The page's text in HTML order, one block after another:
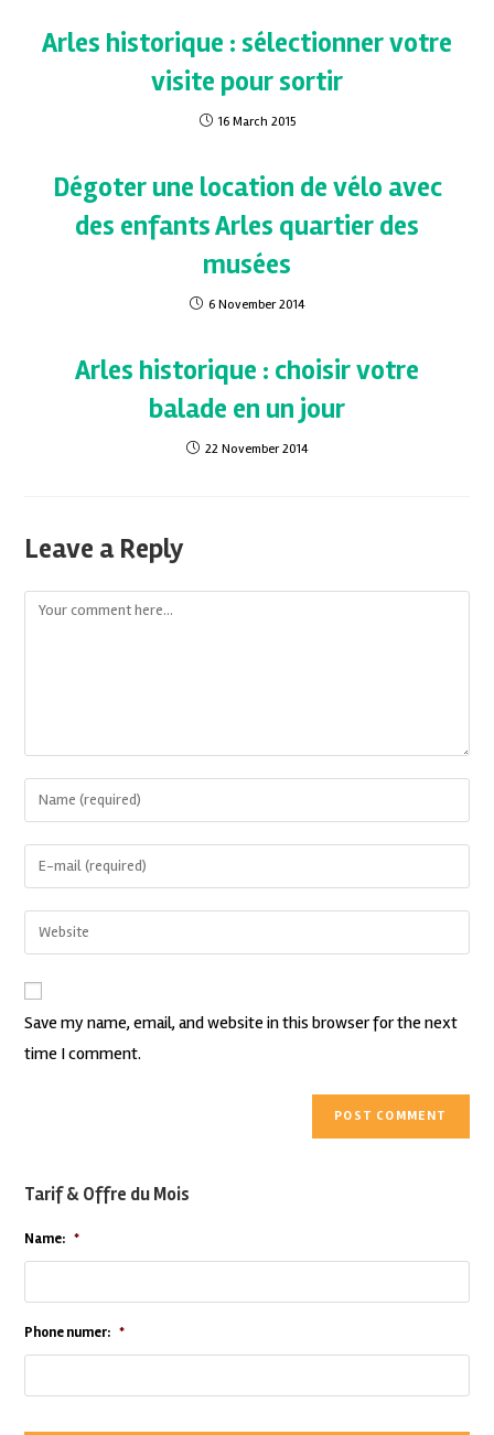
Arles historique : sélectionner votre
visite pour sortir
16 March 2015
Dégoter une location de vélo avec
des enfants Arles quartier des
musées
6 November 2014
Arles historique : choisir votre
balade en un jour
22 November 2014
Leave a Reply
Save my name, email, and website in this browser for the next
time I comment.
Tarif & Offre du Mois
Name: *
Phone numer: *